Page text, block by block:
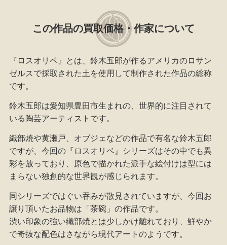
この作品の買取価格・作家について
『ロスオリベ』とは、鈴木五郎が作るアメリカのロサン
ゼルスで採取された土を使用して制作された作品の総称
です。
鈴木五郎は愛知県豊田市生まれの、世界的に注目されて
いる陶芸アーティストです。
織部焼や黄瀬戸、オブジェなどの作品で有名な鈴木五郎
ですが、今回の『ロスオリベ』シリーズはその中でも異
彩を放っており、原色で描かれた派手な絵付けは型には
まらない独創的な世界観が感じられます。
同シリーズではぐい吞みが散見されていますが、今回お
譲り頂いたお品物は「茶碗」の作品です。
渋い印象の強い織部焼とは少しかけ離れており、鮮やか
で奇抜な配色はさながら現代アートのようです。